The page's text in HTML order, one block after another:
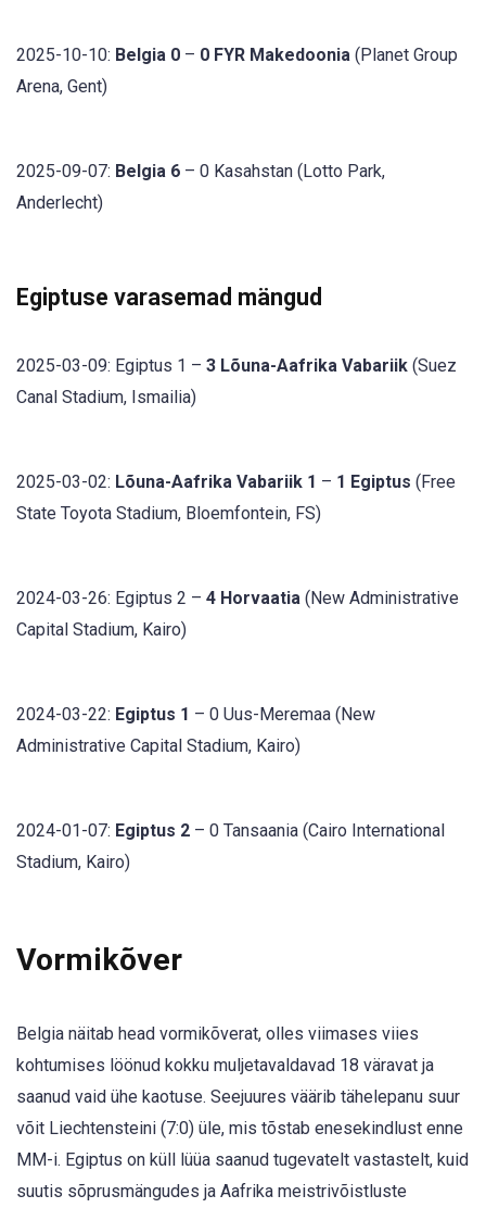
2025-10-10: Belgia 0 – 0 FYR Makedoonia (Planet Group
Arena, Gent)
2025-09-07: Belgia 6 – 0 Kasahstan (Lotto Park,
Anderlecht)
Egiptuse varasemad mängud
2025-03-09: Egiptus 1 – 3 Lõuna-Aafrika Vabariik (Suez
Canal Stadium, Ismailia)
2025-03-02: Lõuna-Aafrika Vabariik 1 – 1 Egiptus (Free
State Toyota Stadium, Bloemfontein, FS)
2024-03-26: Egiptus 2 – 4 Horvaatia (New Administrative
Capital Stadium, Kairo)
2024-03-22: Egiptus 1 – 0 Uus-Meremaa (New
Administrative Capital Stadium, Kairo)
2024-01-07: Egiptus 2 – 0 Tansaania (Cairo International
Stadium, Kairo)
Vormikõver
Belgia näitab head vormikõverat, olles viimases viies
kohtumises löönud kokku muljetavaldavad 18 väravat ja
saanud vaid ühe kaotuse. Seejuures väärib tähelepanu suur
võit Liechtensteini (7:0) üle, mis tõstab enesekindlust enne
MM-i. Egiptus on küll lüüa saanud tugevatelt vastastelt, kuid
suutis sõprusmängudes ja Aafrika meistrivõistluste